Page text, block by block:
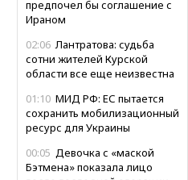
предпочел бы соглашение с
Ираном
02:06 Лантратова: судьба
сотни жителей Курской
области все еще неизвестна
01:10 МИД РФ: ЕС пытается
сохранить мобилизационный
ресурс для Украины
00:05 Девочка с «маской
Бэтмена» показала лицо